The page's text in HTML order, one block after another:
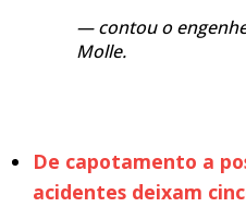
contou o
Molle.
De capotamento a
acidentes deixam